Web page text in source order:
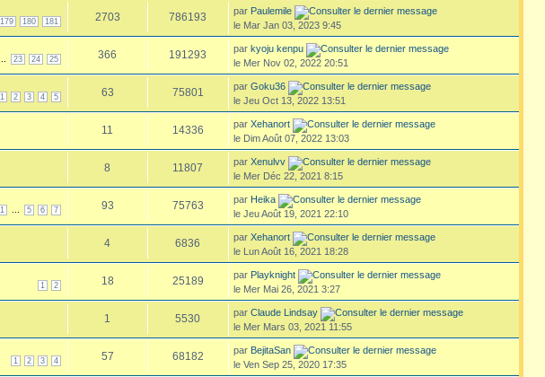
179 180 181 2703 786193 par Paulemile
le Mar Jan 03, 2023 9:45
23 24 25 366 191293 par kyoju kenpu
le Mer Nov 02, 2022 20:51
1 2 3 4 5 63 75801 par Goku36
le Jeu Oct 13, 2022 13:51
11 14336 par Xehanort
le Dim Août 07, 2022 13:03
8 11807 par Xenulvv
le Mer Déc 22, 2021 8:15
1 5 6 7 93 75763 par Heika
le Jeu Août 19, 2021 22:10
4 6836 par Xehanort
le Lun Août 16, 2021 18:28
1 2 18 25189 par Playknight
le Mer Mai 26, 2021 3:27
1 5530 par Claude Lindsay
le Mer Mars 03, 2021 11:55
1 2 3 4 57 68182 par BejitaSan
le Ven Sep 25, 2020 17:35